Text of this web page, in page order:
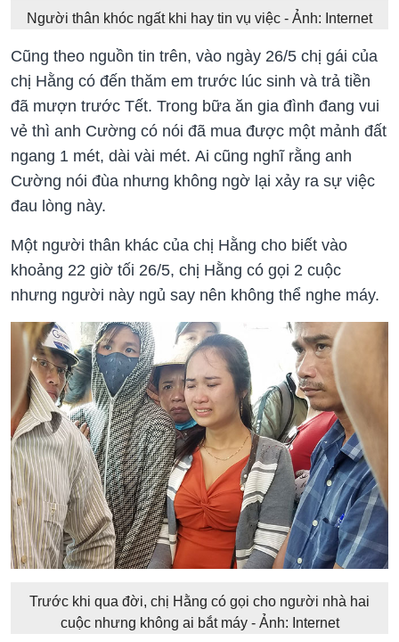
Người thân khóc ngất khi hay tin vụ việc - Ảnh: Internet
Cũng theo nguồn tin trên, vào ngày 26/5 chị gái của
chị Hằng có đến thăm em trước lúc sinh và trả tiền
đã mượn trước Tết. Trong bữa ăn gia đình đang vui
vẻ thì anh Cường có nói đã mua được một mảnh đất
ngang 1 mét, dài vài mét. Ai cũng nghĩ rằng anh
Cường nói đùa nhưng không ngờ lại xảy ra sự việc
đau lòng này.
Một người thân khác của chị Hằng cho biết vào
khoảng 22 giờ tối 26/5, chị Hằng có gọi 2 cuộc
nhưng người này ngủ say nên không thể nghe máy.
Trước khi qua đời, chị Hằng có gọi cho người nhà hai
cuộc nhưng không ai bắt máy - Ảnh: Internet